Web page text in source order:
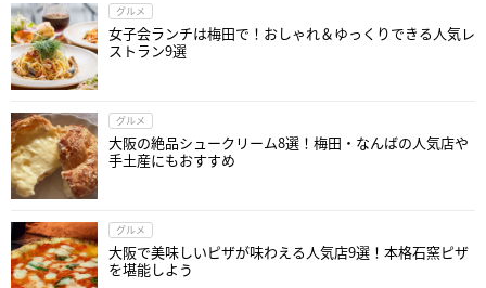
グルメ
女子会ランチは梅田で！おしゃれ＆ゆっくりできる人気レ
ストラン9選
グルメ
大阪の絶品シュークリーム8選！梅田・なんばの人気店や
手土産にもおすすめ
グルメ
大阪で美味しいピザが味わえる人気店9選！本格石窯ピザ
を堪能しよう